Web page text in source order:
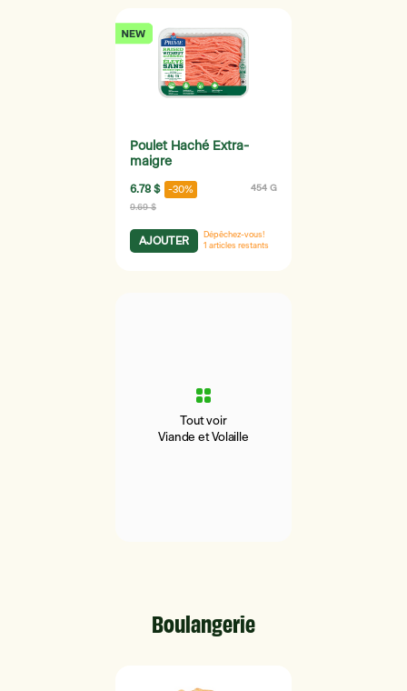
Poulet Haché Extra-
maigre
6.78 $ -30% 454 G
9.69 $
AJOUTER
Dépêchez-vous!
1 articles restants
Tout voir
Viande et Volaille
Boulangerie